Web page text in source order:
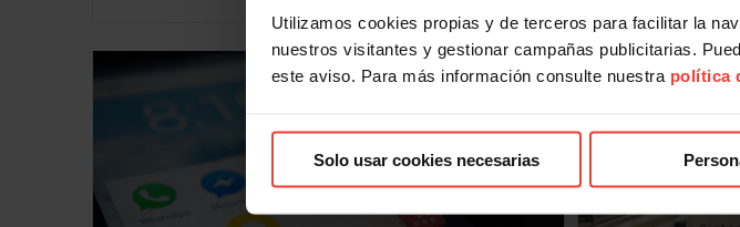
Utilizamos cookies propias y de terceros para facilitar la
nuestros visitantes y gestionar campañas publicitarias.
este aviso. Para más información consulte nuestra política
Solo usar cookies necesarias